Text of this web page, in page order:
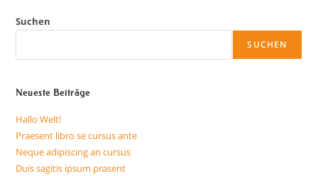
Suchen
SUCHEN
Neueste Beiträge
Hallo Welt!
Praesent libro se cursus ante
Neque adipiscing an cursus
Duis sagitis ipsum prasent